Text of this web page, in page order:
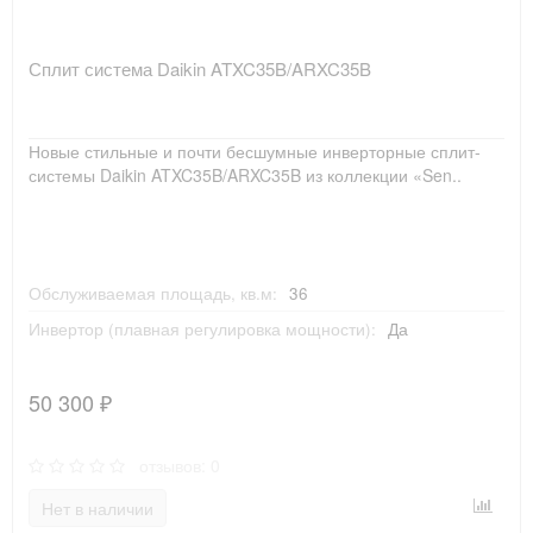
Сплит система Daikin ATXC35B/ARXC35B
Новые стильные и почти бесшумные инверторные сплит-
системы Daikin ATXC35B/ARXC35B из коллекции «Sen..
Обслуживаемая площадь, кв.м: 36
Инвертор (плавная регулировка мощности):
Да
50 300 ₽
Нет в наличии